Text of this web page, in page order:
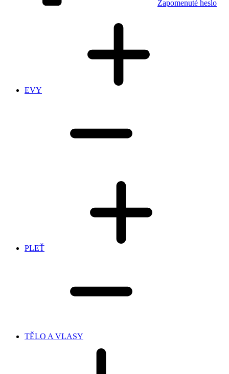
Zapomenuté heslo
EVY
PLEŤ
TĚLO A VLASY